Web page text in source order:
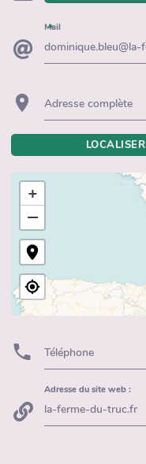
Mail
Adresse complète
LOCALISER
+
−
Téléphone
Adresse du site web :